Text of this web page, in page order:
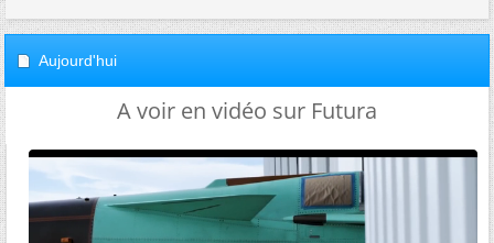
Aujourd'hui
A voir en vidéo sur Futura